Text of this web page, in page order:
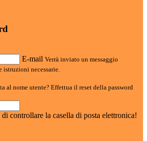
E-mail Verrà inviato un messaggio
necessarie.
al nome utente? Effettua il reset della password
controllare la casella di posta elettronica!